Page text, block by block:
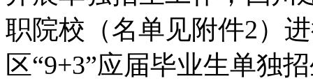
职院校（名单见附件2）
区“9+3”应届毕业生单独